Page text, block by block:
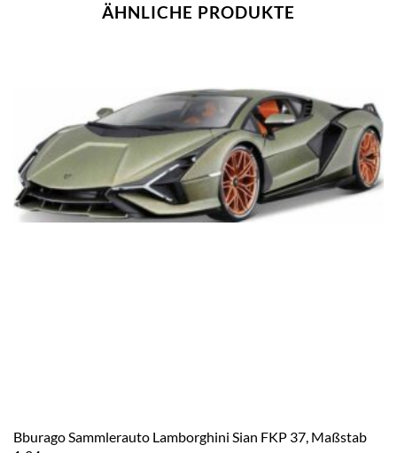
ÄHNLICHE PRODUKTE
Bburago Sammlerauto Lamborghini Sian FKP 37, Maßstab